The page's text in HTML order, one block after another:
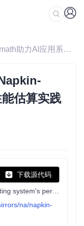
/ 技术决策与性能优化：Napkin-math助力AI应用系统性能估算实践指南
估算实践
下载源代码
na/napkin-